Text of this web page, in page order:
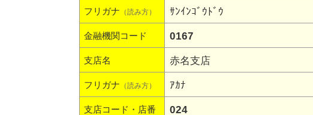
フリガナ （読み方） ｻﾝｲﾝｺﾞｳﾄﾞｳ
金融機関コード 0167
支店名 赤名支店
フリガナ （読み方） ｱｶﾅ
支店コード・店番 024